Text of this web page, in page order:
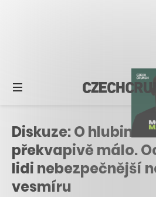
Diskuze: O
překvapivě málo.
lidi nebezpečnější
vesmíru